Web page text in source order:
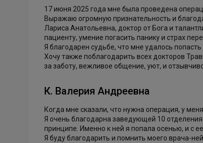
17 июня 2025 года мне была проведена
Выражаю огромную признательность и
Лариса Анатольевна, доктор от Бога и
пациенту, умение погасить панику и страх
Я благодарен судьбе, что мне удалось
Хочу также поблагодарить всех докторов
за заботу, вежливое общение, уют, и
К. Валерия Андреевна
Когда мне сказали, что нужна операция, у
Я очень благодарна заведующей 10
принципе. Именно к ней я попала осенью, и с
Я буду благодарить и помнить моего врача-